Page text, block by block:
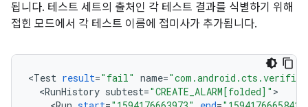
됩니다. 테스트 세트의 출처인 각 테스트 결과를 식별하기 위해
접힌 모드에서 각 테스트 이름에 접미사가 추가됩니다.
<Test result="fail" name=
<RunHistory subtest="CREATE_ALARM[folded]"